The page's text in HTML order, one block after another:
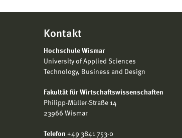
Kontakt
Hochschule Wismar
University of Applied Sciences
Technology, Business and Design
Fakultät für Wirtschaftswissenschaften
Philipp-Müller-Straße 14
23966 Wismar
Telefon +49 3841 753-0